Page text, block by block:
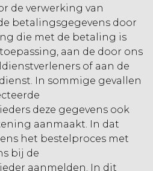
de verwerking van
betalingsgegevens door
die met de betaling is
aan de door ons
of aan de
In sommige gevallen
deze gegevens ook
aanmaakt. In dat
het bestelproces met
bij de
aanmelden. In dit